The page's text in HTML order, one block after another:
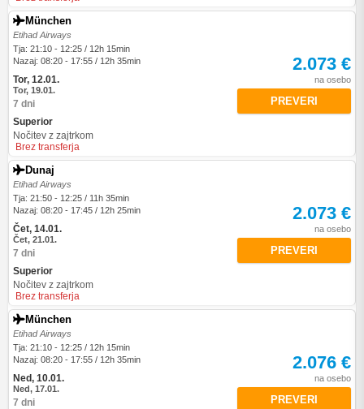
München
Etihad Airways
Tja: 21:10 - 12:25 / 12h 15min
Nazaj: 08:20 - 17:55 / 12h 35min
Tor, 12.01.
Tor, 19.01.
7 dni
Superior
Nočitev z zajtrkom
Brez transferja
2.073 €
na osebo
PREVERI
Dunaj
Etihad Airways
Tja: 21:50 - 12:25 / 11h 35min
Nazaj: 08:20 - 17:45 / 12h 25min
Čet, 14.01.
Čet, 21.01.
7 dni
Superior
Nočitev z zajtrkom
Brez transferja
2.073 €
na osebo
PREVERI
München
Etihad Airways
Tja: 21:10 - 12:25 / 12h 15min
Nazaj: 08:20 - 17:55 / 12h 35min
Ned, 10.01.
Ned, 17.01.
7 dni
2.076 €
na osebo
PREVERI